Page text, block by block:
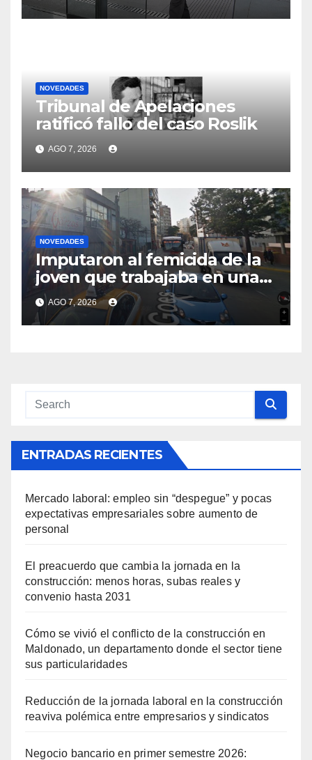
soldados
NOVEDADES
Tribunal de Apelaciones
ratificó fallo del caso Roslik
AGO 7, 2026
NOVEDADES
Imputaron al femicida de la
joven que trabajaba en una
veterinaria en Tres Cruces:
testigos afirmaron que
mantenían una relación
AGO 7, 2026
ENTRADAS RECIENTES
Mercado laboral: empleo sin “despegue” y pocas
expectativas empresariales sobre aumento de
personal
El preacuerdo que cambia la jornada en la
construcción: menos horas, subas reales y
convenio hasta 2031
Cómo se vivió el conflicto de la construcción en
Maldonado, un departamento donde el sector tiene
sus particularidades
Reducción de la jornada laboral en la construcción
reaviva polémica entre empresarios y sindicatos
Negocio bancario en primer semestre 2026: